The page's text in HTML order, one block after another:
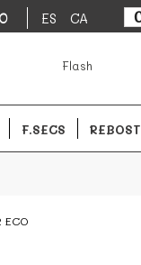
0 ES CA
Flash
F.SECS REBOST
ECO